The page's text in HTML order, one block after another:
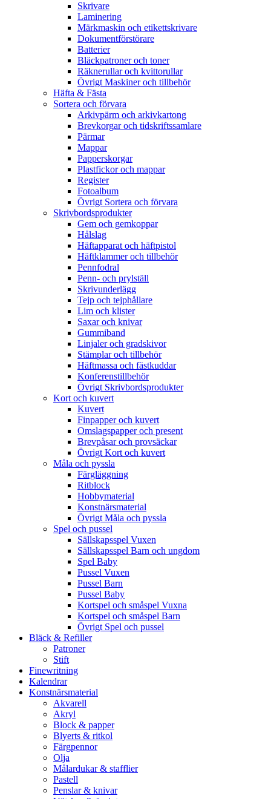
Skrivare
Laminering
Märkmaskin och etikettskrivare
Dokumentförstörare
Batterier
Bläckpatroner och toner
Räknerullar och kvittorullar
Övrigt Maskiner och tillbehör
Häfta & Fästa
Sortera och förvara
Arkivpärm och arkivkartong
Brevkorgar och tidskriftssamlare
Pärmar
Mappar
Papperskorgar
Plastfickor och mappar
Register
Fotoalbum
Övrigt Sortera och förvara
Skrivbordsprodukter
Gem och gemkoppar
Hålslag
Häftapparat och häftpistol
Häftklammer och tillbehör
Pennfodral
Penn- och prylställ
Skrivunderlägg
Tejp och tejphållare
Lim och klister
Saxar och knivar
Gummiband
Linjaler och gradskivor
Stämplar och tillbehör
Häftmassa och fästkuddar
Konferenstillbehör
Övrigt Skrivbordsprodukter
Kort och kuvert
Kuvert
Finpapper och kuvert
Omslagspapper och present
Brevpåsar och provsäckar
Övrigt Kort och kuvert
Måla och pyssla
Färgläggning
Ritblock
Hobbymaterial
Konstnärsmaterial
Övrigt Måla och pyssla
Spel och pussel
Sällskapsspel Vuxen
Sällskapsspel Barn och ungdom
Spel Baby
Pussel Vuxen
Pussel Barn
Pussel Baby
Kortspel och småspel Vuxna
Kortspel och småspel Barn
Övrigt Spel och pussel
Bläck & Refiller
Patroner
Stift
Finewritning
Kalendrar
Konstnärsmaterial
Akvarell
Akryl
Block & papper
Blyerts & ritkol
Färgpennor
Olja
Målardukar & stafflier
Pastell
Penslar & knivar